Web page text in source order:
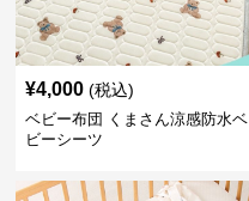
¥4,000 (税込)
ベビー布団 くまさん涼感防水ベ
ビーシーツ